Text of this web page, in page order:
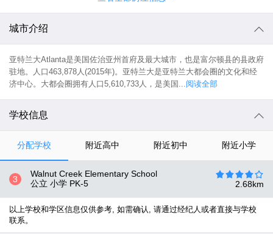
城市介绍
亚特兰大Atlanta是美国佐治亚州首府及最大城市，也是富尔顿县的县政府
驻地。人口463,878人(2015年)。亚特兰大是亚特兰大都会圈的文化和经
济中心。大都会圈拥有人口5,610,733人，是美国...阅读全部
学校信息
分配学校 附近高中 附近初中 附近小学
3
Walnut Creek Elementary School
公立 小学 PK-5 2.68km
以上学校和学区信息仅供参考, 如需确认, 请通过经纪人或者直接与学校
联系。